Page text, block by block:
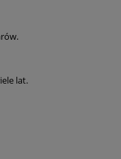
lat.